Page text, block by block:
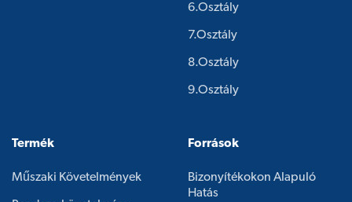
6.osztály
7.osztály
8.osztály
9.osztály
Termék
Műszaki Követelmények
Források
Bizonyítékokon Alapuló
Hatás